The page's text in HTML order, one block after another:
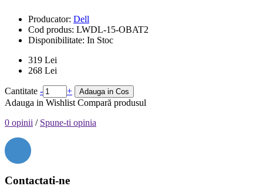
Producator: Dell
Cod produs: LWDL-15-OBAT2
Disponibilitate: In Stoc
319 Lei
268 Lei
Cantitate - + Adauga in Cos
Adauga in Wishlist Compară produsul
0 opinii / Spune-ti opinia
Contactati-ne